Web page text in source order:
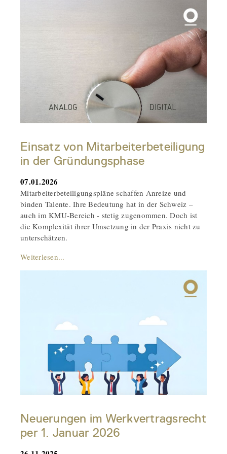
Einsatz von Mitarbeiterbeteiligung
in der Gründungsphase
07.01.2026
Mitarbeiterbeteiligungspläne schaffen Anreize und
binden Talente. Ihre Bedeutung hat in der Schweiz –
auch im KMU-Bereich - stetig zugenommen. Doch ist
die Komplexität ihrer Umsetzung in der Praxis nicht zu
unterschätzen.
Weiterlesen...
Neuerungen im Werkvertragsrecht
per 1. Januar 2026